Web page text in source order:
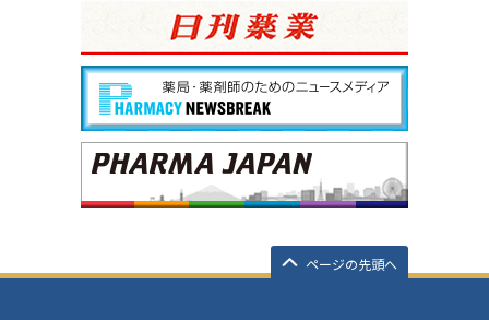
ページの先頭へ